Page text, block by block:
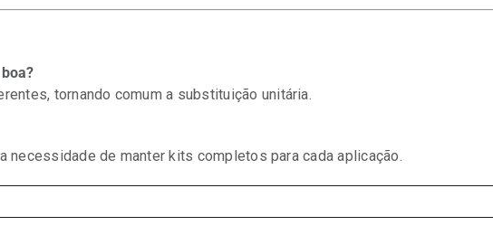
tornando comum a substituição unitária.
necessidade de manter kits completos para cada aplicação.